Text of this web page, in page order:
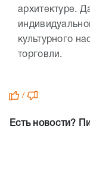
архитектуре.
культурного
торговли.
/
Есть новости?